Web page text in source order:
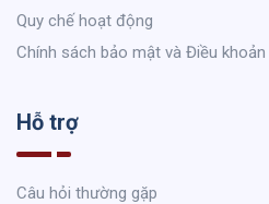
Quy chế hoạt động
Chính sách bảo mật và Điều khoản
Hỗ trợ
Câu hỏi thường gặp